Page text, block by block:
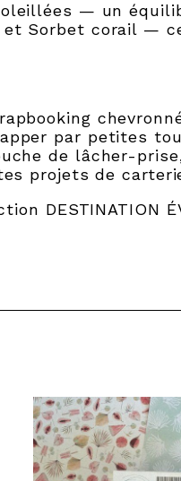
— un
et Sorbet corail
par petites
de lâcher-
projets de carterie
DESTINATION